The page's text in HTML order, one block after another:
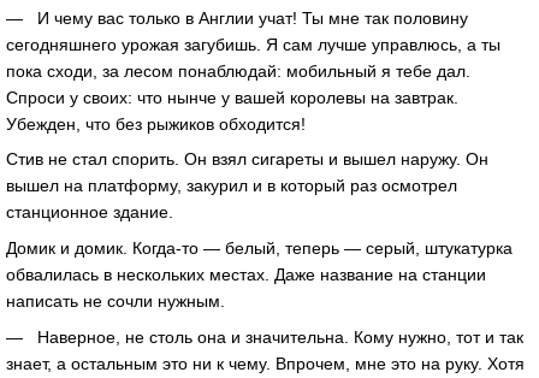
— И чему вас только в Англии учат! Ты мне так половину
сегодняшнего урожая загубишь. Я сам лучше управлюсь, а ты
пока сходи, за лесом понаблюдай: мобильный я тебе дал.
Спроси у своих: что нынче у вашей королевы на завтрак.
Убежден, что без рыжиков обходится!
Стив не стал спорить. Он взял сигареты и вышел наружу. Он
вышел на платформу, закурил и в который раз осмотрел
станционное здание.
Домик и домик. Когда-то — белый, теперь — серый, штукатурка
обвалилась в нескольких местах. Даже название на станции
написать не сочли нужным.
— Наверное, не столь она и значительна. Кому нужно, тот и так
знает, а остальным это ни к чему. Впрочем, мне это на руку. Хотя